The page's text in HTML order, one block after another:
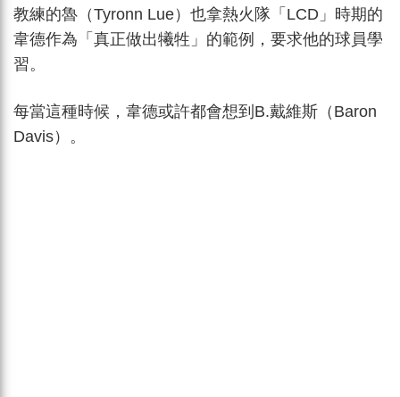
教練的魯（Tyronn Lue）也拿熱火隊「LCD」時期的
韋德作為「真正做出犧牲」的範例，要求他的球員學
習。
每當這種時候，韋德或許都會想到B.戴維斯（Baron
Davis）。